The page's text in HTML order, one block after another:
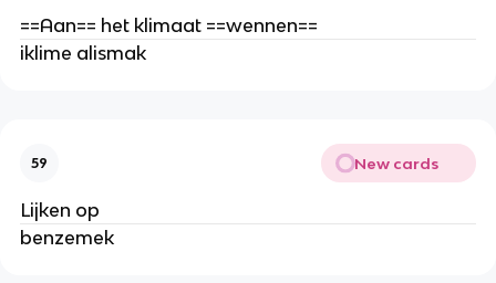
==Aan== het klimaat ==wennen==
iklime alismak
59 New cards
Lijken op
benzemek